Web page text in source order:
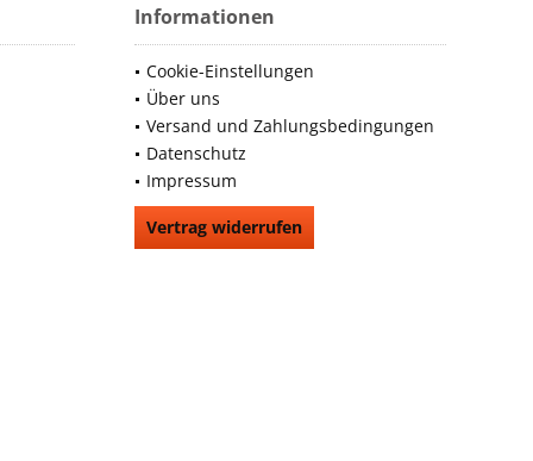
Informationen
Cookie-Einstellungen
Über uns
Versand und Zahlungsbedingungen
Datenschutz
Impressum
Vertrag widerrufen